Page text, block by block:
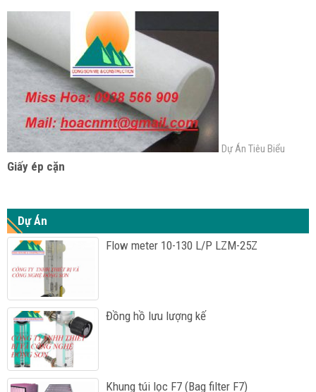
Dự Án Tiêu Biểu
Giấy ép cặn
Dự Án
Flow meter 10-130 L/P LZM-25Z
Đồng hồ lưu lượng kế
Khung túi lọc F7 (Bag filter F7)